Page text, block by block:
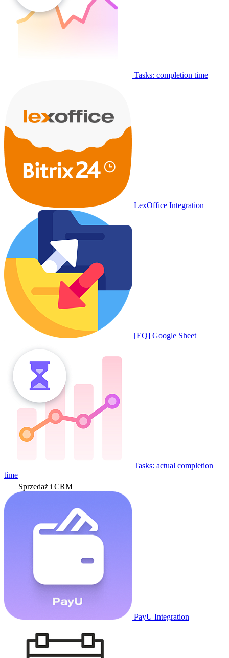
Tasks: completion time
LexOffice Integration
[EQ] Google Sheet
Tasks: actual completion
time
Sprzedaż i CRM
PayU Integration